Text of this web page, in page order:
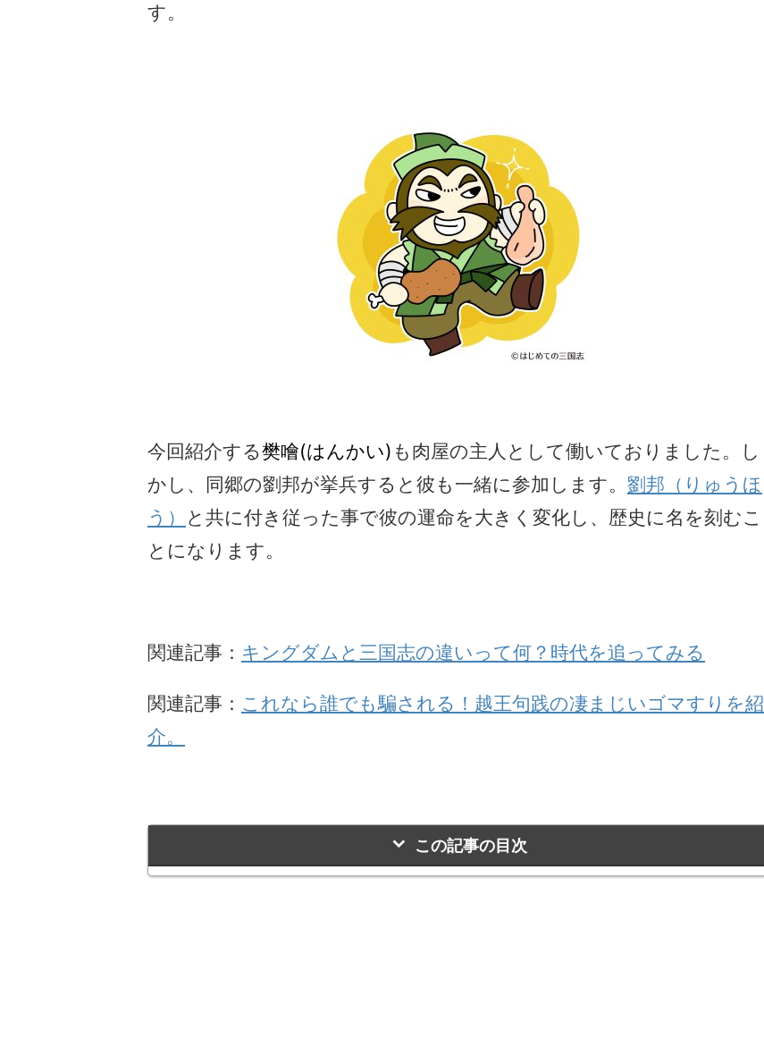
す。
今回紹介する樊噲(はんかい) も肉屋の主人として働いておりました。し
かし、同郷の劉邦が挙兵すると彼も一緒に参加します。 劉邦（りゅうほ
う）
と共に付き従った事で彼の運命を大きく変化し、歴史に名を刻むこ
とになります。
関連記事： キングダムと三国志の違いって何？時代を追ってみる
関連記事： これなら誰でも騙される！越王句践の凄まじいゴマすりを紹
介。
この記事の目次